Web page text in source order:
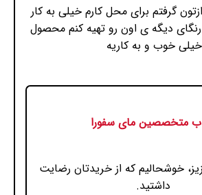
03 رو ازتون گرفتم برای محل کارم خیلی به کار
رنگای دیگه ی اون رو تهیه کنم محصول
خیلی خوب و به کاریه
متخصصین مای سفورا
خوشحالیم که از خریدتان رضایت
داشتید.